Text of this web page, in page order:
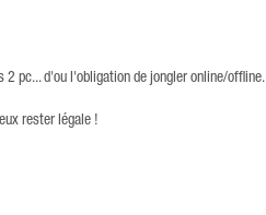
pc... d'ou l'obligation de jongler online/offline.
rester légale !